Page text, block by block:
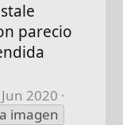
parecio
2020
imagen